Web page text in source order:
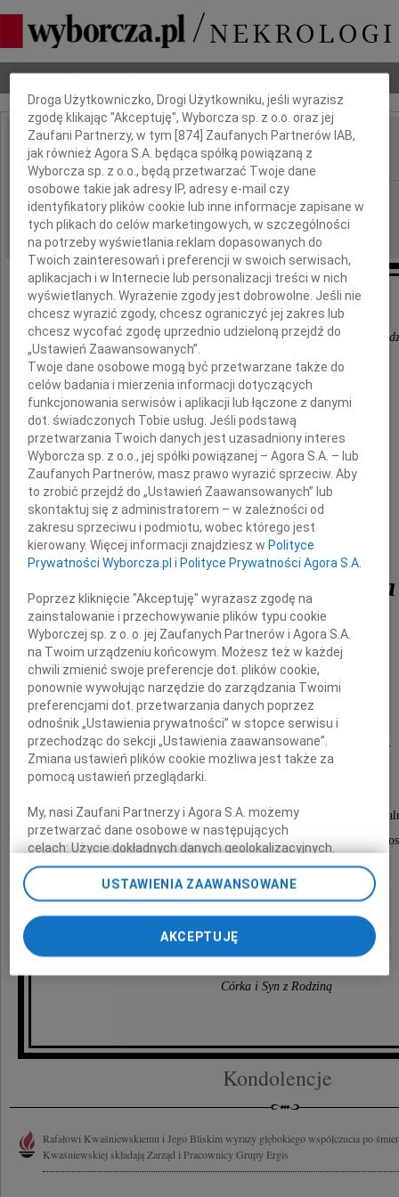
Nekrologi Odeszli Poradnik pogrzebowy
IMIĘ I NAZWISKO: Jolanta Kwaśniewska
REGION: Bydgoszcz
DATA EMISJI: 19.08.2016
Odeszłaś tak nagle, że ani uwierzyć, ani sie
Z głębokim żalem zawiadamiamy,
że 16 sierpnia 2016 roku odeszła od nas
nasza ukochana Mama, Teściowa i Babcia
Jolanta Kwaśniewska
Lekarz stomatolog
Msza święta żałobna zostanie odprawiona
22 sierpnia 2016 roku o godzinie 13.00
w kościele pw. Zmartwychwstania Pańskiego.
bezpośrednio po mszy świętej na cmentarzu
przy Al.Kardynała Wyszyńskiego-Bielawki w
Pogrążeni w smutku
Córka i Syn z Rodziną
Kondolencje
Rafałowi Kwaśniewskiemu i Jego Bliskim wyrazy głębokiego współczucia po
Kwaśniewskiej składają Zarząd i Pracownicy Grupy Ergis
Dbamy o Twoją prywatność
Droga Użytkowniczko, Drogi Użytkowniku, jeśli wyrazisz
zgodę klikając "Akceptuję", Wyborcza sp. z o.o. oraz jej
Zaufani Partnerzy, w tym [874 ] Zaufanych Partnerów IAB,
jak również Agora S.A. będąca spółką powiązaną z
Wyborcza sp. z o.o., będą przetwarzać Twoje dane
osobowe takie jak adresy IP, adresy e-mail czy
identyfikatory plików cookie lub inne informacje zapisane w
tych plikach do celów marketingowych, w szczególności
na potrzeby wyświetlania reklam dopasowanych do
Twoich zainteresowań i preferencji w swoich serwisach,
aplikacjach i w Internecie lub personalizacji treści w nich
wyświetlanych. Wyrażenie zgody jest dobrowolne. Jeśli nie
chcesz wyrazić zgody, chcesz ograniczyć jej zakres lub
chcesz wycofać zgodę uprzednio udzieloną przejdź do
„Ustawień Zaawansowanych”.
Twoje dane osobowe mogą być przetwarzane także do
celów badania i mierzenia informacji dotyczących
funkcjonowania serwisów i aplikacji lub łączone z danymi
dot. świadczonych Tobie usług. Jeśli podstawą
przetwarzania Twoich danych jest uzasadniony interes
Wyborcza sp. z o.o., jej spółki powiązanej – Agora S.A. – lub
Zaufanych Partnerów, masz prawo wyrazić sprzeciw. Aby
to zrobić przejdź do „Ustawień Zaawansowanych” lub
skontaktuj się z administratorem – w zależności od
zakresu sprzeciwu i podmiotu, wobec którego jest
kierowany. Więcej informacji znajdziesz w Polityce
Prywatności Wyborcza.pl i Polityce Prywatności Agora S.A.
Poprzez kliknięcie "Akceptuję" wyrażasz zgodę na
zainstalowanie i przechowywanie plików typu cookie
Wyborczej sp. z o. o. jej Zaufanych Partnerów i Agora S.A.
na Twoim urządzeniu końcowym. Możesz też w każdej
chwili zmienić swoje preferencje dot. plików cookie,
ponownie wywołując narzędzie do zarządzania Twoimi
preferencjami dot. przetwarzania danych poprzez
odnośnik „Ustawienia prywatności” w stopce serwisu i
przechodząc do sekcji „Ustawienia zaawansowane”.
Zmiana ustawień plików cookie możliwa jest także za
pomocą ustawień przeglądarki.
My, nasi Zaufani Partnerzy i Agora S.A. możemy
przetwarzać dane osobowe w następujących
celach:Użycie dokładnych danych geolokalizacyjnych.
Aktywne skanowanie charakterystyki urządzenia do celów
identyfikacji. Przechowywanie informacji na urządzeniu lub
dostęp do nich. Spersonalizowane reklamy i treści, pomiar
reklam i treści, badnie odbiorców i ulepszanie usług.
Lista Zaufanych Partnerów
USTAWIENIA ZAAWANSOWANE
AKCEPTUJĘ